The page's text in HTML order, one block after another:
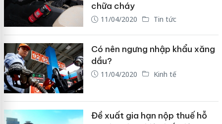
chữa cháy
11/04/2020 Tin tức
Có nên ngưng nhập khẩu xăng
dầu?
11/04/2020 Kinh tế
Đề xuất gia hạn nộp thuế hỗ